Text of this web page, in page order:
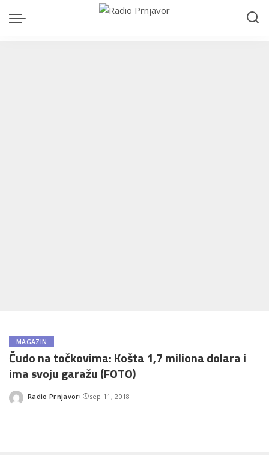
MAGAZIN
Čudo na točkovima: Košta 1,7 miliona dolara i
ima svoju garažu (FOTO)
Posted
Radio Prnjavor sep 11, 2018